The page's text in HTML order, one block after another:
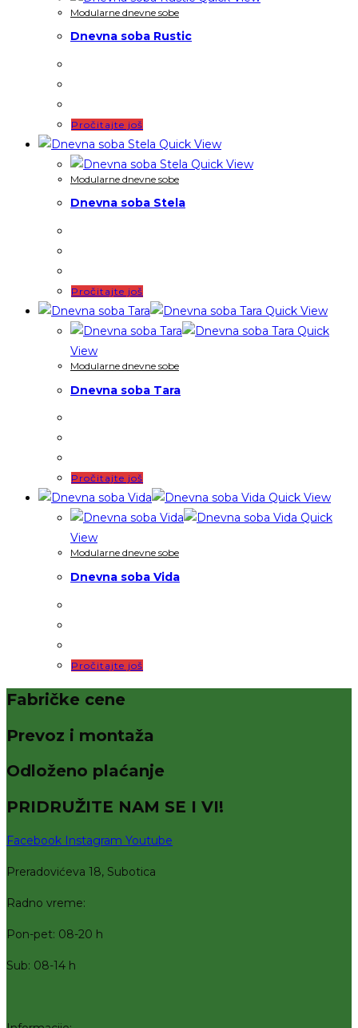
Modularne dnevne sobe
Dnevna soba Rustic
Pročitajte još
Quick View
Quick View
Modularne dnevne sobe
Dnevna soba Stela
Pročitajte još
Quick View
Quick
View
Modularne dnevne sobe
Dnevna soba Tara
Pročitajte još
Quick View
Quick
View
Modularne dnevne sobe
Dnevna soba Vida
Pročitajte još
Fabričke cene
Prevoz i montaža
Odloženo plaćanje
PRIDRUŽITE NAM SE I VI!
Facebook Instagram Youtube
Preradovićeva 18, Subotica
Radno vreme:
Pon-pet: 08-20 h
Sub: 08-14 h